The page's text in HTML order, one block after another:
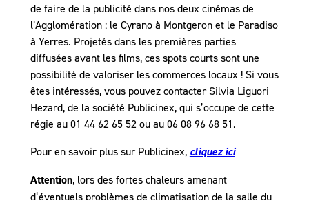
de faire de la publicité dans nos deux cinémas de
l’Agglomération : le Cyrano à Montgeron et le Paradiso
à Yerres. Projetés dans les premières parties
diffusées avant les films, ces spots courts sont une
possibilité de valoriser les commerces locaux ! Si vous
êtes intéressés, vous pouvez contacter Silvia Liguori
Hezard, de la société Publicinex, qui s’occupe de cette
régie au 01 44 62 65 52 ou au 06 08 96 68 51.
Pour en savoir plus sur Publicinex, cliquez ici
Attention, lors des fortes chaleurs amenant
d’éventuels problèmes de climatisation de la salle du